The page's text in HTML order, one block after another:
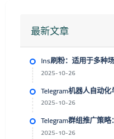
最新文章
Ins刷粉：适用于多种
2025-10-26
Telegram机器人自动
2025-10-26
Telegram群组推广策
2025-10-26